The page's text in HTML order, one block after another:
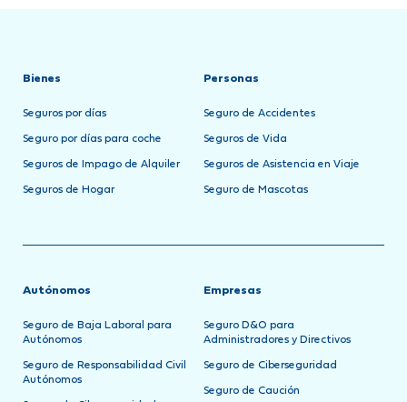
Bienes
Seguros por días
Seguro por días para coche
Seguros de Impago de Alquiler
Seguros de Hogar
Personas
Seguro de Accidentes
Seguros de Vida
Seguros de Asistencia en Viaje
Seguro de Mascotas
Autónomos
Seguro de Baja Laboral para
Autónomos
Seguro de Responsabilidad Civil
Autónomos
Empresas
Seguro D&O para
Administradores y Directivos
Seguro de Ciberseguridad
Seguro de Caución